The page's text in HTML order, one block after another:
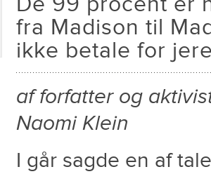
fra Madison til
ikke betale for
af forfatter og
Naomi Klein
I går sagde en af